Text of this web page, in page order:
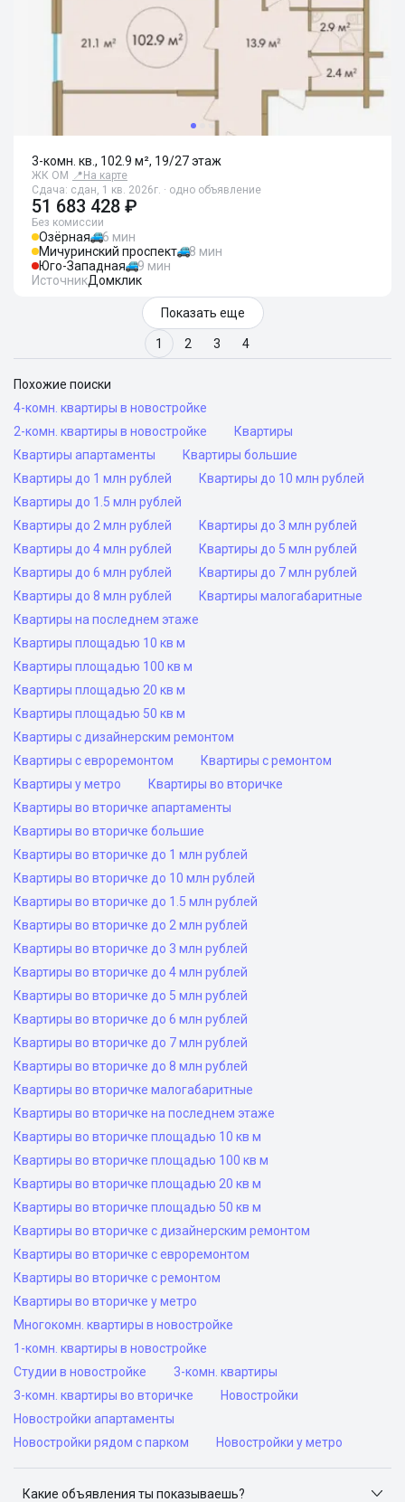
3-комн. кв., 102.9 м², 19/27 этаж
ЖК ОМ 📍 На карте
Сдача: сдан, 1 кв. 2026г. · одно объявление
51 683 428 ₽
Без комиссии
Озёрная
6 мин
Мичуринский проспект
8 мин
Юго-Западная
9 мин
ИсточникДомклик
Показать еще
1 2 3 4
Похожие поиски
4-комн. квартиры в новостройке
2-комн. квартиры в новостройке
Квартиры
Квартиры апартаменты
Квартиры большие
Квартиры до 1 млн рублей
Квартиры до 10 млн рублей
Квартиры до 1.5 млн рублей
Квартиры до 2 млн рублей
Квартиры до 3 млн рублей
Квартиры до 4 млн рублей
Квартиры до 5 млн рублей
Квартиры до 6 млн рублей
Квартиры до 7 млн рублей
Квартиры до 8 млн рублей
Квартиры малогабаритные
Квартиры на последнем этаже
Квартиры площадью 10 кв м
Квартиры площадью 100 кв м
Квартиры площадью 20 кв м
Квартиры площадью 50 кв м
Квартиры с дизайнерским ремонтом
Квартиры с евроремонтом
Квартиры с ремонтом
Квартиры у метро
Квартиры во вторичке
Квартиры во вторичке апартаменты
Квартиры во вторичке большие
Квартиры во вторичке до 1 млн рублей
Квартиры во вторичке до 10 млн рублей
Квартиры во вторичке до 1.5 млн рублей
Квартиры во вторичке до 2 млн рублей
Квартиры во вторичке до 3 млн рублей
Квартиры во вторичке до 4 млн рублей
Квартиры во вторичке до 5 млн рублей
Квартиры во вторичке до 6 млн рублей
Квартиры во вторичке до 7 млн рублей
Квартиры во вторичке до 8 млн рублей
Квартиры во вторичке малогабаритные
Квартиры во вторичке на последнем этаже
Квартиры во вторичке площадью 10 кв м
Квартиры во вторичке площадью 100 кв м
Квартиры во вторичке площадью 20 кв м
Квартиры во вторичке площадью 50 кв м
Квартиры во вторичке с дизайнерским ремонтом
Квартиры во вторичке с евроремонтом
Квартиры во вторичке с ремонтом
Квартиры во вторичке у метро
Многокомн. квартиры в новостройке
1-комн. квартиры в новостройке
Студии в новостройке
3-комн. квартиры
3-комн. квартиры во вторичке
Новостройки
Новостройки апартаменты
Новостройки рядом с парком
Новостройки у метро
Какие объявления ты показываешь?